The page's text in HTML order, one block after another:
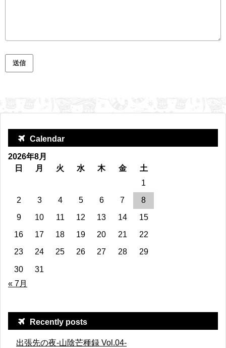
Calendar
2026年8月
日
月 火 水 木 金
土
1
2
3 4 5 6 7
8
9
10 11 12 13 14
15
16
17 18 19 20 21
22
23
24 25 26 27 28 29
30
31
« 7月
Recently posts
出張先の夜-山陰芒種録 Vol.04-